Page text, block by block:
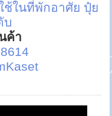
ช้ในที่พักอาศัย ปุ๋ย
บ
ค้า